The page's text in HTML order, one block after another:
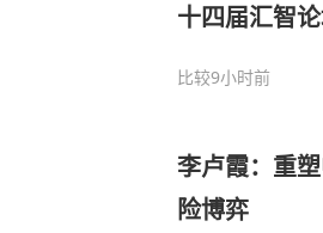
十四届汇智
比较9小时前
李卢霞：重
险博弈